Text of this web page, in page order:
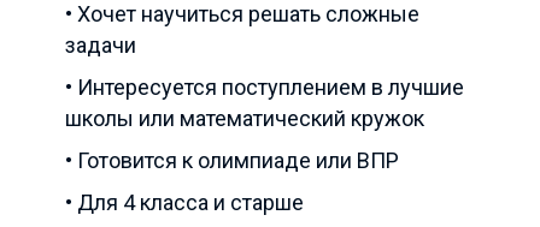
• Хочет научиться решать сложные
задачи
• Интересуется поступлением в лучшие
школы или математический кружок
• Готовится к олимпиаде или ВПР
• Для 4 класса и старше